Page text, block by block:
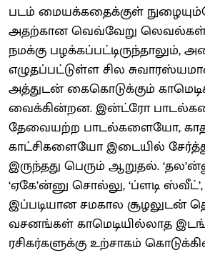
படம் மையக்கதைக்குள்
அதற்கான வெவ்வேறு
நமக்கு பழக்கப்பட்டிருந்தாலும்,
எழுதப்பட்டுள்ள சில
அத்துடன் கைகொடுக்கும்
வைக்கின்றன. இன்ட்ரோ
தேவையற்ற பாடல்களையோ,
காட்சிகளையோ இடையில்
இருந்தது பெரும் ஆறுதல்.
‘ஏகே’ன்னு சொல்லு, ‘ப்ளடி
இப்படியான சமகால சூழலுடன்
வசனங்கள் காமெடியில்லாத
ரசிகர்களுக்கு உற்சாகம்